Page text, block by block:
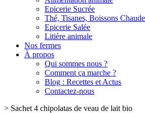
Epicerie Sucrée
Thé, Tisanes, Boissons
Epicerie Salée
Litière animale
Nos fermes
À propos
Qui sommes nous ?
Comment ça marche ?
Blog : Recettes et Actus
Contactez-nous
> Sachet 4 chipolatas de veau de lait bio